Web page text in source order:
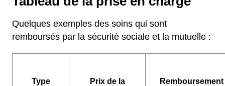
Quelques exemples des soins qui sont
remboursés par la sécurité sociale et la mutuelle :
Type
Prix de la
Remboursement